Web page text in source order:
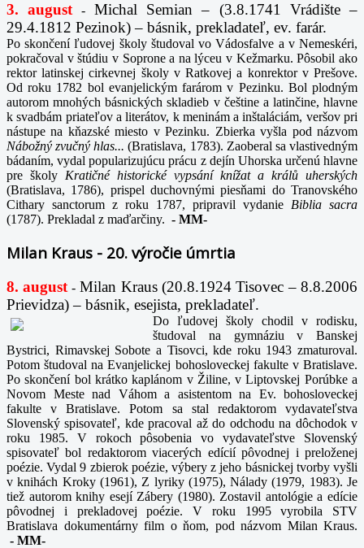
3. august -Michal Semian – (3.8.1741 Vrádište –
29.4.1812 Pezinok) – básnik, prekladateľ, ev. farár.
Po skončení ľudovej školy študoval vo Vádosfalve a v Nemeskéri,
pokračoval v štúdiu v Soprone a na lýceu v Kežmarku. Pôsobil ako
rektor latinskej cirkevnej školy v Ratkovej a konrektor v Prešove.
Od roku 1782 bol evanjelickým farárom v Pezinku. Bol plodným
autorom mnohých básnických skladieb v češtine a latinčine, hlavne
k svadbám priateľov a literátov, k meninám a inštaláciám, veršov pri
nástupe na kňazské miesto v Pezinku. Zbierka vyšla pod názvom
Nábožný zvučný hlas...(Bratislava, 1783). Zaoberal sa vlastivedným
bádaním, vydal popularizujúcu prácu z dejín Uhorska určenú hlavne
pre školy Kratičné historické vypsání knížat a králů uherských
(Bratislava, 1786), prispel duchovnými piesňami do Tranovského
Cithary sanctorum z roku 1787, pripravil vydanie Biblia sacra
(1787). Prekladal z maďarčiny. - MM-
Milan Kraus - 20. výročie úmrtia
8. august -Milan Kraus (20.8.1924 Tisovec – 8.8.2006
Prievidza) – básnik, esejista, prekladateľ.
Do ľudovej školy chodil v rodisku,
študoval na gymnáziu v Banskej
Bystrici, Rimavskej Sobote a Tisovci, kde roku 1943 zmaturoval.
Potom študoval na Evanjelickej bohosloveckej fakulte v Bratislave.
Po skončení bol krátko kaplánom v Žiline, v Liptovskej Porúbke a
Novom Meste nad Váhom a asistentom na Ev. bohosloveckej
fakulte v Bratislave. Potom sa stal redaktorom vydavateľstva
Slovenský spisovateľ, kde pracoval až do odchodu na dôchodok v
roku 1985. V rokoch pôsobenia vo vydavateľstve Slovenský
spisovateľ bol redaktorom viacerých edícií pôvodnej i preloženej
poézie. Vydal 9 zbierok poézie, výbery z jeho básnickej tvorby vyšli
v knihách Kroky (1961), Z lyriky (1975), Nálady (1979, 1983). Je
tiež autorom knihy esejí Zábery (1980). Zostavil antológie a edície
pôvodnej i prekladovej poézie. V roku 1995 vyrobila STV
Bratislava dokumentárny film o ňom, pod názvom Milan Kraus.
- MM-